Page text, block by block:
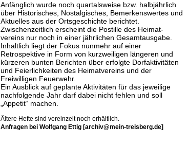
Anfänglich wurde noch quartalsweise bzw. halbjährlich
über Historisches, Nostalgisches, Bemerkenswertes und
Aktuelles aus der Ortsgeschichte berichtet.
Zwischenzeitlich erscheint die Postille des Heimat-
vereins nur noch in einer jährlichen Gesamtausgabe.
Inhaltlich liegt der Fokus nunmehr auf einer
Retrospektive in Form von kurzweiligen längeren und
kürzeren bunten Berichten über erfolgte Dorfaktivitäten
und Feierlichkeiten des Heimatvereins und der
Freiwilligen Feuerwehr.
Ein Ausblick auf geplante Aktivitäten für das jeweilige
nachfolgende Jahr darf dabei nicht fehlen und soll
„Appetit“ machen.
Ältere Hefte sind vereinzelt noch erhältlich.
Anfragen bei Wolfgang Ettig [archiv@mein-treisberg.de]